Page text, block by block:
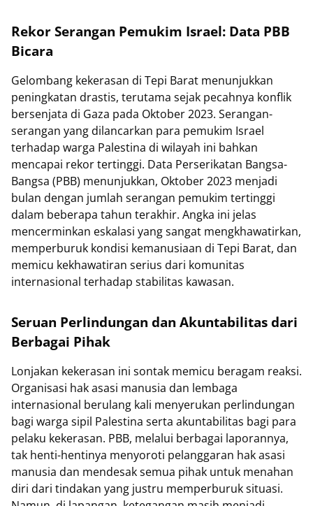
Rekor Serangan Pemukim Israel: Data PBB
Bicara
Gelombang kekerasan di Tepi Barat menunjukkan
peningkatan drastis, terutama sejak pecahnya konflik
bersenjata di Gaza pada Oktober 2023. Serangan-
serangan yang dilancarkan para pemukim Israel
terhadap warga Palestina di wilayah ini bahkan
mencapai rekor tertinggi. Data Perserikatan Bangsa-
Bangsa (PBB) menunjukkan, Oktober 2023 menjadi
bulan dengan jumlah serangan pemukim tertinggi
dalam beberapa tahun terakhir. Angka ini jelas
mencerminkan eskalasi yang sangat mengkhawatirkan,
memperburuk kondisi kemanusiaan di Tepi Barat, dan
memicu kekhawatiran serius dari komunitas
internasional terhadap stabilitas kawasan.
Seruan Perlindungan dan Akuntabilitas dari
Berbagai Pihak
Lonjakan kekerasan ini sontak memicu beragam reaksi.
Organisasi hak asasi manusia dan lembaga
internasional berulang kali menyerukan perlindungan
bagi warga sipil Palestina serta akuntabilitas bagi para
pelaku kekerasan. PBB, melalui berbagai laporannya,
tak henti-hentinya menyoroti pelanggaran hak asasi
manusia dan mendesak semua pihak untuk menahan
diri dari tindakan yang justru memperburuk situasi.